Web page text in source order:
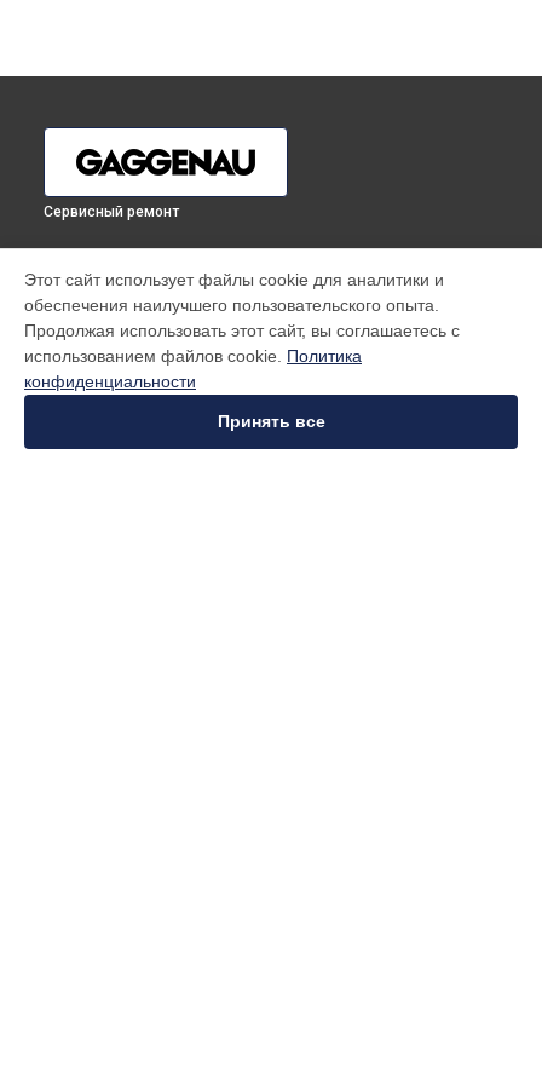
Сервисный ремонт
Варочная панель
Духовой шкаф
Микроволновая печь
Посудомоечная машина
Этот сайт использует файлы cookie для аналитики и
обеспечения наилучшего пользовательского опыта.
Продолжая использовать этот сайт, вы соглашаетесь с
использованием файлов cookie. Политика
конфиденциальности
Принять все